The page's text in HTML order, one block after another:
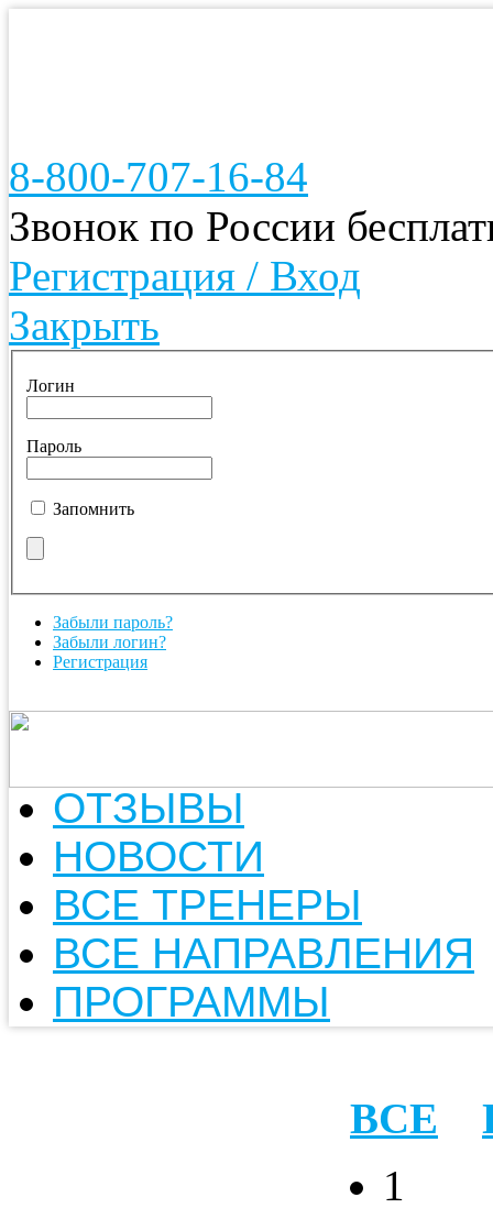
8-800-707-16-84
Звонок по России
Регистрация / Вход
Закрыть
Логин
Пароль
Запомнить
Забыли пароль?
Забыли логин?
Регистрация
ОТЗЫВЫ
НОВОСТИ
ВСЕ ТРЕНЕРЫ
ВСЕ НАПРАВЛЕНИЯ
ПРОГРАММЫ
ВСЕ
1